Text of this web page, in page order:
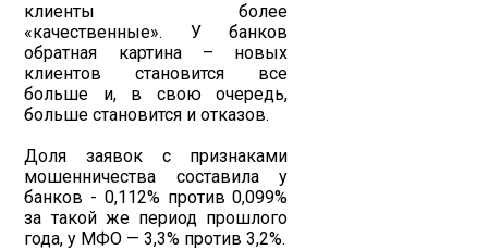
клиенты более
«качественные». У банков
обратная картина – новых
клиентов становится все
больше и, в свою очередь,
больше становится и отказов.
Доля заявок с признаками
мошенничества составила у
банков - 0,112% против 0,099%
за такой же период прошлого
года, у МФО — 3,3% против 3,2%.